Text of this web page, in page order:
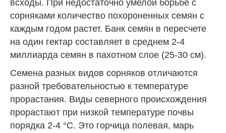
всходы. При недостаточно умелой борьбе с
сорняками количество похороненных семян с
каждым годом растет. Банк семян в пересчете
на один гектар составляет в среднем 2-4
миллиарда семян в пахотном слое (25-30 см).
Семена разных видов сорняков отличаются
разной требовательностью к температуре
прорастания. Виды северного происхождения
прорастают при низкой температуре почвы
порядка 2-4 °С. Это горчица полевая, марь